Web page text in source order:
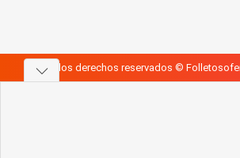
Todos los derechos reservados ©